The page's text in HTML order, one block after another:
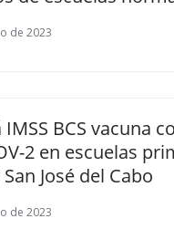
de 2023
BCS vacuna
2 en escuelas
San José del Cabo
de 2023